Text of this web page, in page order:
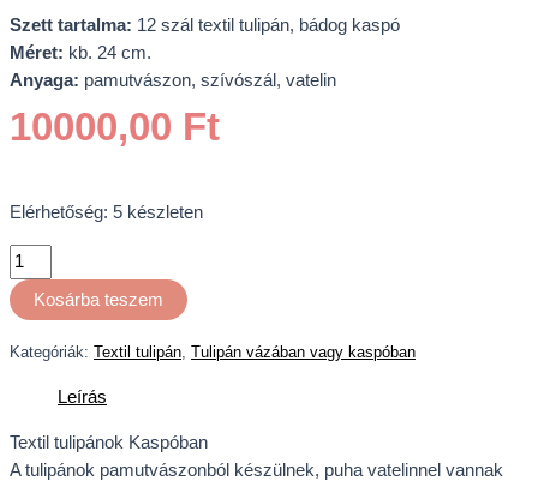
Szett tartalma: 12 szál textil tulipán, bádog kaspó
Méret: kb. 24 cm.
Anyaga: pamutvászon, szívószál, vatelin
10000,00 Ft
Elérhetőség: 5 készleten
Kosárba teszem
Kategóriák: Textil tulipán, Tulipán vázában vagy kaspóban
Leírás
Textil tulipánok Kaspóban
A tulipánok pamutvászonból készülnek, puha vatelinnel vannak